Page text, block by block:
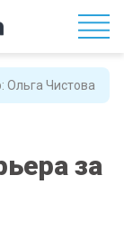
Ольга Чистова
за